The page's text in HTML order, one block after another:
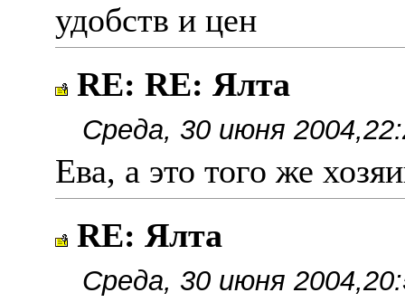
удобств и цен
RE: RE: Ялта
Среда, 30 июня
Ева, а это того же
RE: Ялта
Среда, 30 июня